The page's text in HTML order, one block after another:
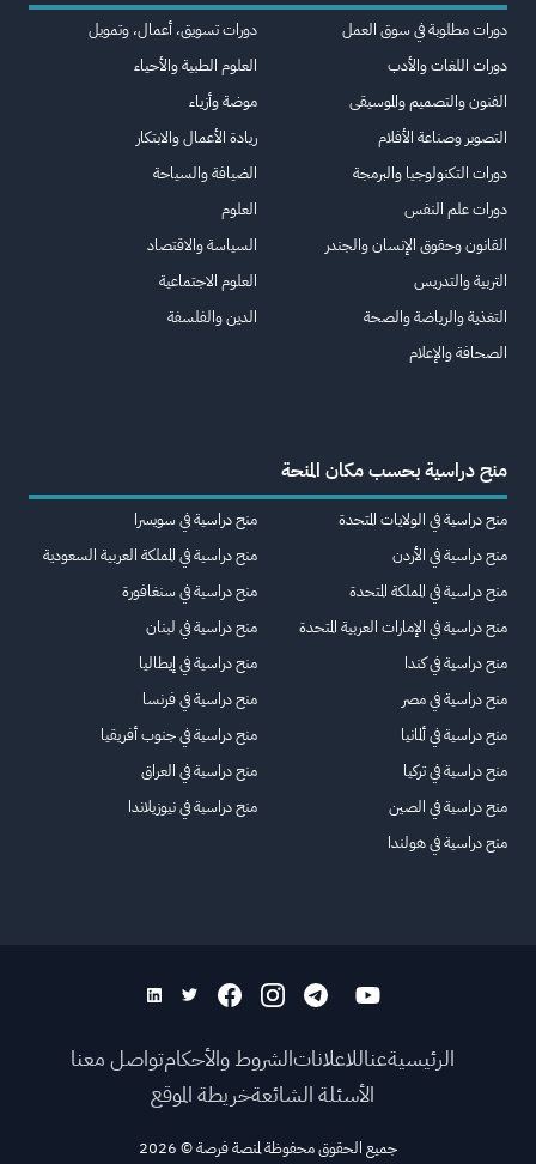
دورات مطلوبة في سوق العمل
دورات اللغات والأدب
الفنون والتصميم والموسيقى
التصوير وصناعة الأفلام
دورات التكنولوجيا والبرمجة
دورات علم النفس
القانون وحقوق الإنسان والجندر
التربية والتدريس
التغذية والرياضة والصحة
الصحافة والإعلام
دورات تسويق، أعمال، وتمويل
العلوم الطبية والأحياء
موضة وأزياء
ريادة الأعمال والابتكار
الضيافة والسياحة
العلوم
السياسة والاقتصاد
العلوم الاجتماعية
الدين والفلسفة
منح دراسية بحسب مكان المنحة
منح دراسية في الولايات المتحدة
منح دراسية في الأردن
منح دراسية في المملكة المتحدة
منح دراسية في الإمارات العربية المتحدة
منح دراسية في كندا
منح دراسية في مصر
منح دراسية في ألمانيا
منح دراسية في تركيا
منح دراسية في الصين
منح دراسية في هولندا
منح دراسية في سويسرا
منح دراسية في المملكة العربية السعودية
منح دراسية في سنغافورة
منح دراسية في لبنان
منح دراسية في إيطاليا
منح دراسية في فرنسا
منح دراسية في جنوب أفريقيا
منح دراسية في العراق
منح دراسية في نيوزيلاندا
الرئيسيةعناللاعلاناتالشروط والأحكامتواصل معنا
الأسئلة الشائعةخريطة الموقع
جميع الحقوق محفوظة لمنصة فرصة©
2026